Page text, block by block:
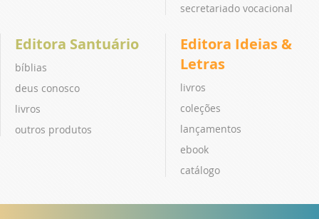
secretariado vocacional
Editora Santuário
bíblias
deus conosco
livros
outros produtos
Editora Ideias &
Letras
livros
coleções
lançamentos
ebook
catálogo